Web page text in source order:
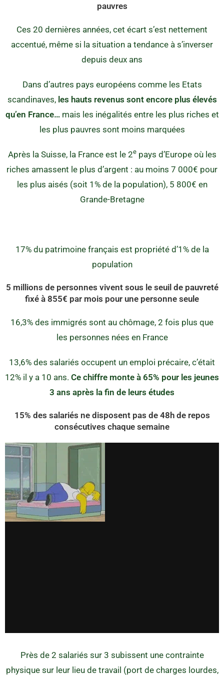
pauvres
Ces 20 dernières années, cet écart s’est nettement
accentué, même si la situation a tendance à s’inverser
depuis deux ans
Dans d’autres pays européens comme les Etats
scandinaves, les hauts revenus sont encore plus élevés
qu’en France…mais les inégalités entre les plus riches et
les plus pauvres sont moins marquées
Après la Suisse, la France est le 2epays d’Europe où les
riches amassent le plus d’argent : au moins 7 000€ pour
les plus aisés (soit 1% de la population), 5 800€ en
Grande-Bretagne
17% du patrimoine français est propriété d’1% de la
population
5 millions de personnes vivent sous le seuil de pauvreté
fixé à 855€ par mois pour une personne seule
16,3% des immigrés sont au chômage, 2 fois plus que
les personnes nées en France
13,6% des salariés occupent un emploi précaire, c’était
12% il y a 10 ans. Ce chiffre monte à 65% pour les jeunes
3 ans après la fin de leurs études
15% des salariés ne disposent pas de 48h de repos
consécutives chaque semaine
Près de 2 salariés sur 3 subissent une contrainte
physique sur leur lieu de travail (port de charges lourdes,